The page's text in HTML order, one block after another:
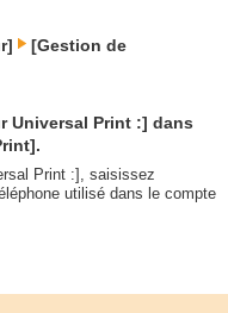
[Gestion de
Universal Print :] dans
Print :], saisissez
utilisé dans le compte